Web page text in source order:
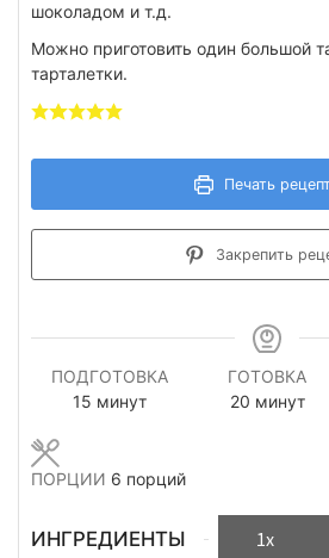
шоколадом и т.д.
Можно приготовить один большой
тарталетки.
Печать
Закрепить
ПОДГОТОВКА
15 минуты
минут
ГОТОВКА
20минуты
минут
ПОРЦИИ 6 порций
ИНГРЕДИЕНТЫ 1x